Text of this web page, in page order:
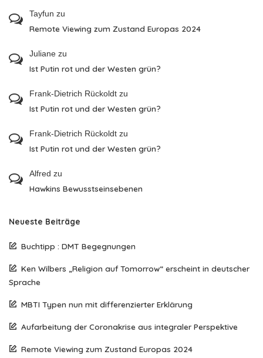
Tayfun zu
Remote Viewing zum Zustand Europas 2024
Juliane zu
Ist Putin rot und der Westen grün?
Frank-Dietrich Rückoldt zu
Ist Putin rot und der Westen grün?
Frank-Dietrich Rückoldt zu
Ist Putin rot und der Westen grün?
Alfred zu
Hawkins Bewusstseinsebenen
Neueste Beiträge
Buchtipp : DMT Begegnungen
Ken Wilbers „Religion auf Tomorrow“ erscheint in deutscher
Sprache
MBTI Typen nun mit differenzierter Erklärung
Aufarbeitung der Coronakrise aus integraler Perspektive
Remote Viewing zum Zustand Europas 2024